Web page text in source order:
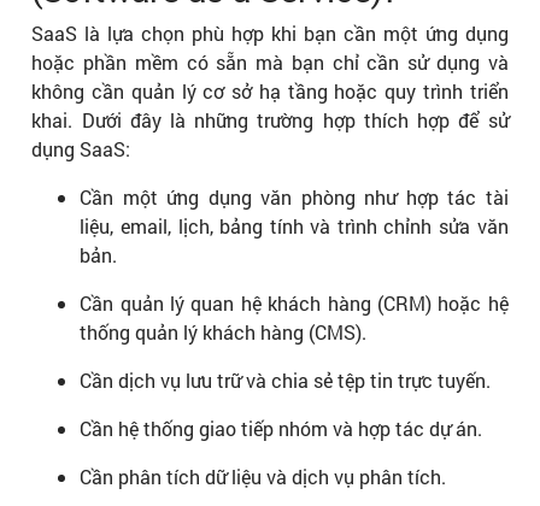
SaaS là lựa chọn phù hợp khi bạn cần một ứng dụng
hoặc phần mềm có sẵn mà bạn chỉ cần sử dụng và
không cần quản lý cơ sở hạ tầng hoặc quy trình triển
khai. Dưới đây là những trường hợp thích hợp để sử
dụng SaaS:
Cần một ứng dụng văn phòng như hợp tác tài
liệu, email, lịch, bảng tính và trình chỉnh sửa văn
bản.
Cần quản lý quan hệ khách hàng (CRM) hoặc hệ
thống quản lý khách hàng (CMS).
Cần dịch vụ lưu trữ và chia sẻ tệp tin trực tuyến.
Cần hệ thống giao tiếp nhóm và hợp tác dự án.
Cần phân tích dữ liệu và dịch vụ phân tích.